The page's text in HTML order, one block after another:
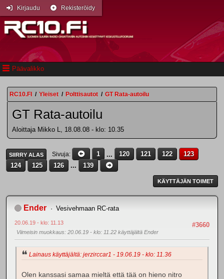
Päävalikko
Kirjaudu Rekisteröidy
RC10.FI / Yleiset / Polttisautot / GT Rata-autoilu
GT Rata-autoilu
Aloittaja Mikko L, 18.08.08 - klo: 10.35
SIIRRY ALAS Sivuja 1 ... 120 121 122
123
124
125 126 ... 139
KÄYTTÄJÄN TOIMET
Ender Vesivehmaan RC-rata
#3660
20.06.19 - klo: 11.13
Viimeisin muokkaus: 20.06.19 - klo: 11.22 käyttäjältä Ender
Lainaus käyttäjältä: jerzirccar1 - 19.06.19 - klo: 11.36
Olen kanssasi samaa mieltä että tää on hieno nitro